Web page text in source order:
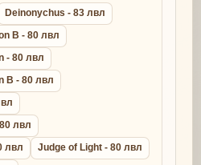
Deinonychus - 83 лвл
B - 80 лвл
- 80 лвл
B - 80 лвл
лвл
лвл
Judge of Light - 80 лвл